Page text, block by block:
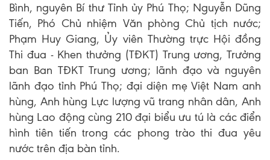
Bình, nguyên Bí thư Tỉnh ủy Phú Thọ; Nguyễn Dũng
Tiến, Phó Chủ nhiệm Văn phòng Chủ tịch nước;
Phạm Huy Giang, Ủy viên Thường trực Hội đồng
Thi đua - Khen thưởng (TĐKT) Trung ương, Trưởng
ban Ban TĐKT Trung ương; lãnh đạo và nguyên
lãnh đạo tỉnh Phú Thọ; đại diện mẹ Việt Nam anh
hùng, Anh hùng Lực lượng vũ trang nhân dân, Anh
hùng Lao động cùng 210 đại biểu ưu tú là các điển
hình tiên tiến trong các phong trào thi đua yêu
nước trên địa bàn tỉnh.